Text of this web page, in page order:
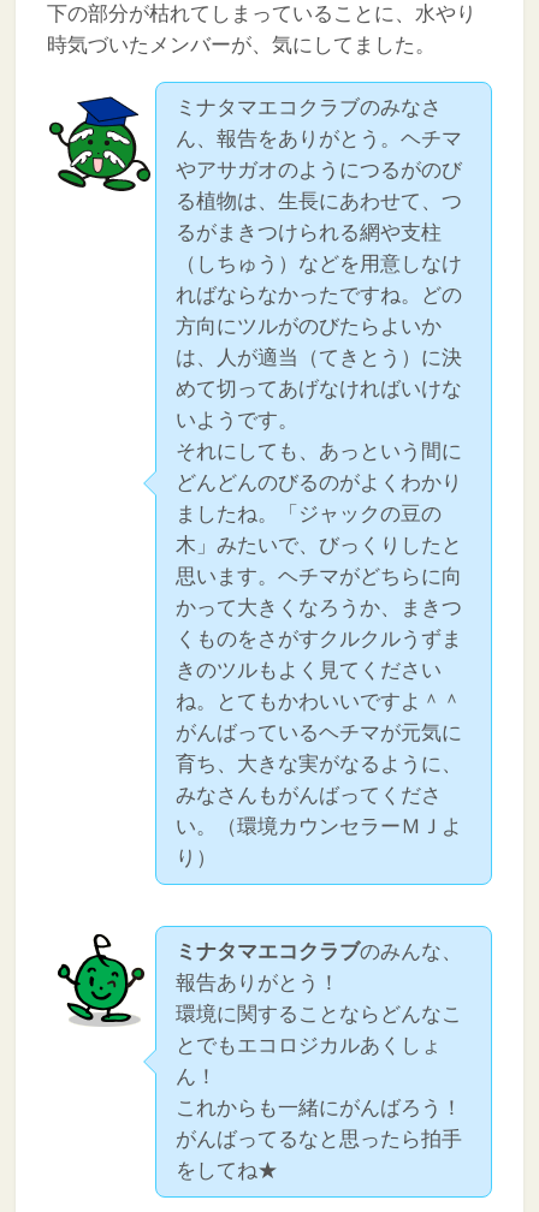
下の部分が枯れてしまっていることに、水やり
時気づいたメンバーが、気にしてました。
ミナタマエコクラブのみなさ
ん、報告をありがとう。ヘチマ
やアサガオのようにつるがのび
る植物は、生長にあわせて、つ
るがまきつけられる網や支柱
（しちゅう）などを用意しなけ
ればならなかったですね。どの
方向にツルがのびたらよいか
は、人が適当（てきとう）に決
めて切ってあげなければいけな
いようです。
それにしても、あっという間に
どんどんのびるのがよくわかり
ましたね。「ジャックの豆の
木」みたいで、びっくりしたと
思います。ヘチマがどちらに向
かって大きくなろうか、まきつ
くものをさがすクルクルうずま
きのツルもよく見てください
ね。とてもかわいいですよ＾＾
がんばっているヘチマが元気に
育ち、大きな実がなるように、
みなさんもがんばってくださ
い。（環境カウンセラーＭＪよ
り）
ミナタマエコクラブのみんな、
報告ありがとう！
環境に関することならどんなこ
とでもエコロジカルあくしょ
ん！
これからも一緒にがんばろう！
がんばってるなと思ったら拍手
をしてね★